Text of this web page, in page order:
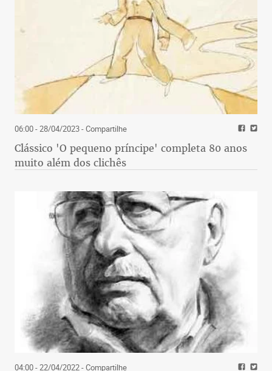
06:00 - 28/04/2023- Compartilhe
Clássico 'O pequeno príncipe' completa 80 anos
muito além dos clichês
04:00 - 22/04/2022- Compartilhe